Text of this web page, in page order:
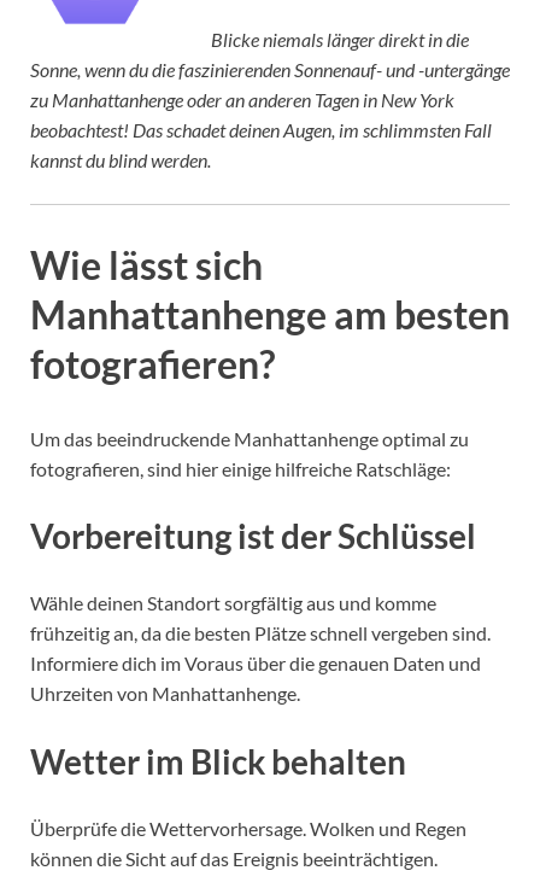
Blicke niemals länger direkt in die
Sonne, wenn du die faszinierenden Sonnenauf- und -untergänge
zu Manhattanhenge oder an anderen Tagen in New York
beobachtest! Das schadet deinen Augen, im schlimmsten Fall
kannst du blind werden.
Wie lässt sich
Manhattanhenge am besten
fotografieren?
Um das beeindruckende Manhattanhenge optimal zu
fotografieren, sind hier einige hilfreiche Ratschläge:
Vorbereitung ist der Schlüssel
Wähle deinen Standort sorgfältig aus und komme
frühzeitig an, da die besten Plätze schnell vergeben sind.
Informiere dich im Voraus über die genauen Daten und
Uhrzeiten von Manhattanhenge.
Wetter im Blick behalten
Überprüfe die Wettervorhersage. Wolken und Regen
können die Sicht auf das Ereignis beeinträchtigen.